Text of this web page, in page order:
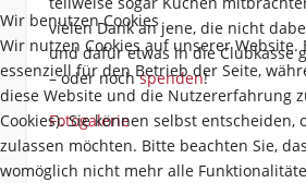
vielen Dank an jene, die nicht
und dafür etwas in die Clubkasse
– oder nochspenden!
Fotogalerie
Wir benutzen Cookies
Wir nutzen Cookies auf unserer Website.
essenziell für den Betrieb der Seite,
diese Website und die Nutzererfahrung
Cookies). Sie können selbst entscheiden,
zulassen möchten. Bitte beachten Sie,
womöglich nicht mehr alle